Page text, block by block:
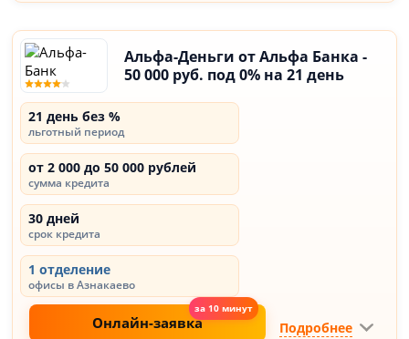
Альфа-Деньги от Альфа Банка -
50 000 руб. под 0% на 21 день
21 день без %
льготный период
от 2 000 до 50 000 рублей
сумма кредита
30 дней
срок кредита
1 отделение
офисы в Азнакаево
Онлайн-заявка Подробнее